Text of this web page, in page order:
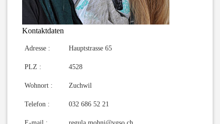
Kontaktdaten
Adresse : Hauptstrasse 65
PLZ : 4528
Wohnort : Zuchwil
Telefon : 032 686 52 21